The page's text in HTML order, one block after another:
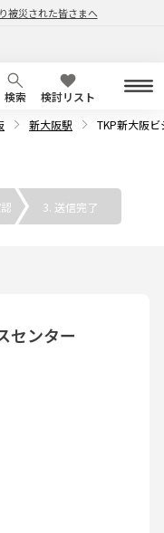
被災された皆さまへ
検索
検討リスト
新大阪駅 TKP新大阪
3. 送信完了
センター